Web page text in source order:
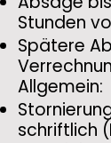
Stunden
Spätere
Allgemein:
schriftlich